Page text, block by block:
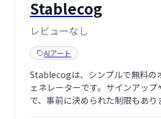
Stablecog
レビューなし
AIアート
Stablecogは、シンプルで無料の
ェネレーターです。サインアッ
で、事前に決められた制限もあ